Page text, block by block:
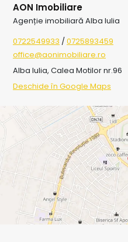
AON Imobiliare
Agenție imobiliară Alba Iulia
0722549933 / 0725893459
office@aonimobiliare.ro
Alba Iulia, Calea Motilor nr.96
Deschide în Google Maps